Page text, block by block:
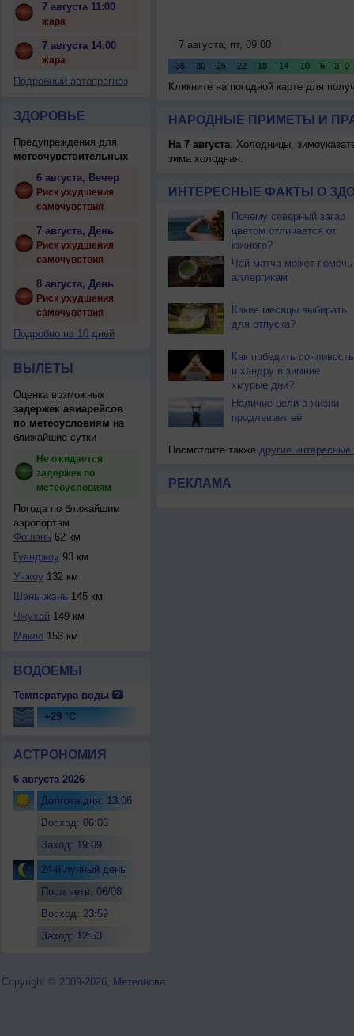
7 августа 11:00
жара
7 августа 14:00
жара
Подробный автопрогноз
ЗДОРОВЬЕ
Предупреждения для
метеочувствительных
6 августа, Вечер
Риск ухудшения
самочувствия
7 августа, День
Риск ухудшения
самочувствия
8 августа, День
Риск ухудшения
самочувствия
Подробно на 10 дней
ВЫЛЕТЫ
Оценка возможных
задержек авиарейсов
по метеоусловиям на
ближайшие сутки
Не ожидается
задержек по
метеоусловиям
Погода по ближайшим
аэропортам
Фошань 62 км
Гуанджоу 93 км
Учжоу 132 км
Шэньчжэнь 145 км
Чжухай 149 км
Макао153 км
ВОДОЕМЫ
Температура воды
+29 °C
АСТРОНОМИЯ
6 августа 2026
Долгота дня: 13:06
Восход: 06:03
Заход: 19:09
24-й лунный день
Посл.четв. 06/08
Восход: 23:59
Заход: 12:53
Кликните на погодной карте для
НАРОДНЫЕ ПРИМЕТЫ И
На 7 августа: Холодницы,
зима холодная.
ИНТЕРЕСНЫЕ ФАКТЫ О
Почему северный загар
цветом отличается от
южного?
Чай матча может помочь
аллергикам
Какие месяцы выбирать
для отпуска?
Как победить сонливость
и хандру в зимние
хмурые дни?
Наличие цели в жизни
продлевает её
Посмотрите также другие интересные
РЕКЛАМА
Copyright © 2009-2026, Метеонова